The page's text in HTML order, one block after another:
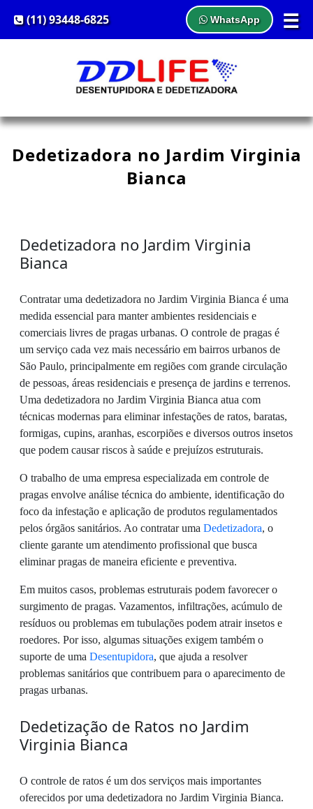
☰
(11) 93448-6825 WhatsApp
Dedetizadora no Jardim Virginia
Bianca
Dedetizadora no Jardim Virginia
Bianca
Contratar uma dedetizadora no Jardim Virginia Bianca é uma
medida essencial para manter ambientes residenciais e
comerciais livres de pragas urbanas. O controle de pragas é
um serviço cada vez mais necessário em bairros urbanos de
São Paulo, principalmente em regiões com grande circulação
de pessoas, áreas residenciais e presença de jardins e terrenos.
Uma dedetizadora no Jardim Virginia Bianca atua com
técnicas modernas para eliminar infestações de ratos, baratas,
formigas, cupins, aranhas, escorpiões e diversos outros insetos
que podem causar riscos à saúde e prejuízos estruturais.
O trabalho de uma empresa especializada em controle de
pragas envolve análise técnica do ambiente, identificação do
foco da infestação e aplicação de produtos regulamentados
pelos órgãos sanitários. Ao contratar uma Dedetizadora, o
cliente garante um atendimento profissional que busca
eliminar pragas de maneira eficiente e preventiva.
Em muitos casos, problemas estruturais podem favorecer o
surgimento de pragas. Vazamentos, infiltrações, acúmulo de
resíduos ou problemas em tubulações podem atrair insetos e
roedores. Por isso, algumas situações exigem também o
suporte de uma Desentupidora, que ajuda a resolver
problemas sanitários que contribuem para o aparecimento de
pragas urbanas.
Dedetização de Ratos no Jardim
Virginia Bianca
O controle de ratos é um dos serviços mais importantes
oferecidos por uma dedetizadora no Jardim Virginia Bianca.